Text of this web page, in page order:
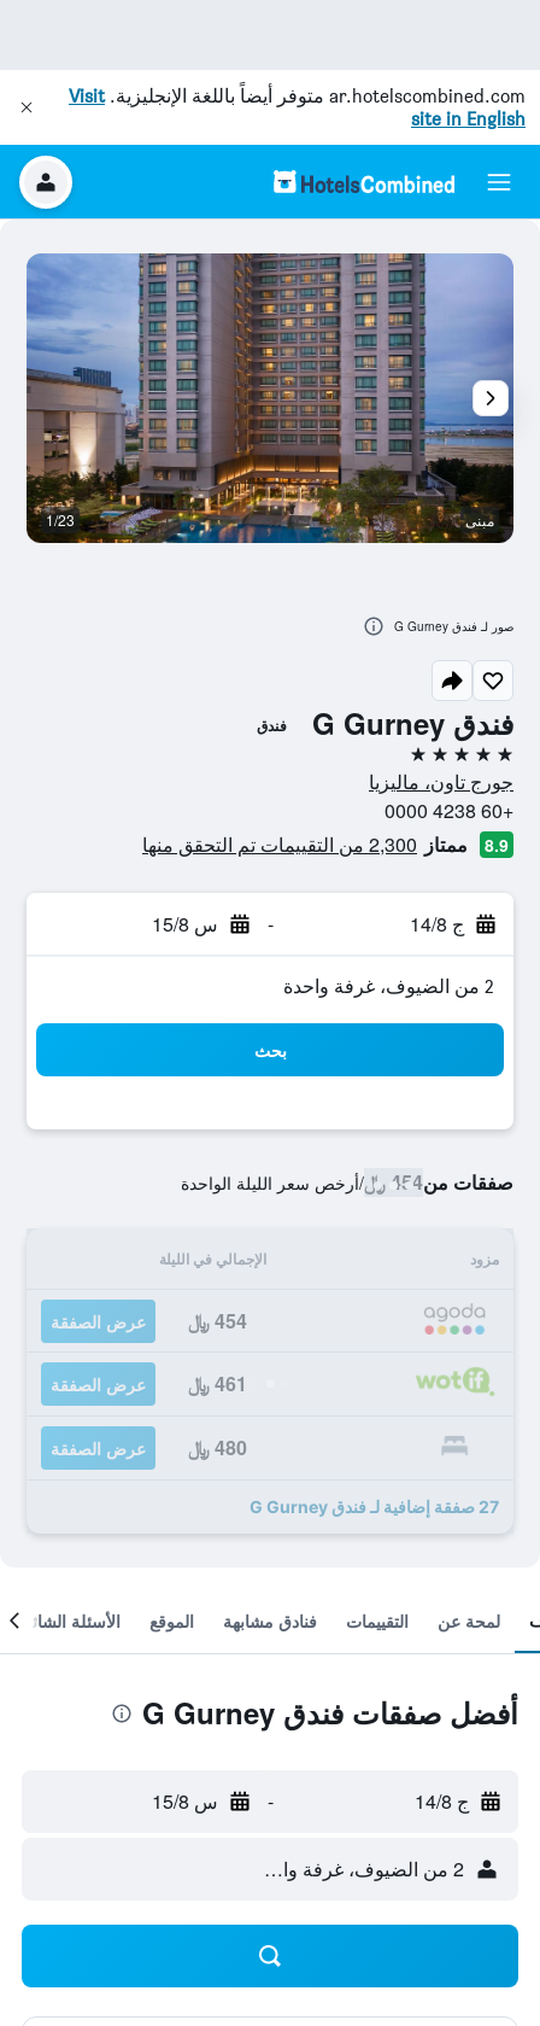
ar.hotelscombined.com متوفر أيضاً باللغة الإنجليزية.Visit
site in English
فندق G Gurney فندق
5 نجوم
جورج تاون، ماليزيا
+60 4238 0000
8.9 ممتاز 2,300 من التقييمات تم التحقق منها
ج 14/8 - س 15/8
2 من الضيوف، غرفة واحدة
بحث
صفقات من454 ﷼ /أرخص سعر الليلة الواحدة
مزود الإجمالي في الليلة
454 ﷼ عرض الصفقة
461 ﷼ عرض الصفقة
480 ﷼ عرض الصفقة
27 صفقة إضافية لـ فندق G Gurney
مبنى 1/23
صور لـ فندق G Gurney
لمحة عن التقييمات فنادق مشابهة الموقع الأسئلة الشائعة
أفضل صفقات فندق G Gurney
ج 14/8 - س 15/8
2 من الضيوف، غرفة واحدة